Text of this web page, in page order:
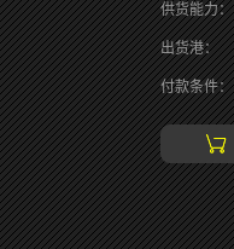
供货能力：
出货港：
付款条件：